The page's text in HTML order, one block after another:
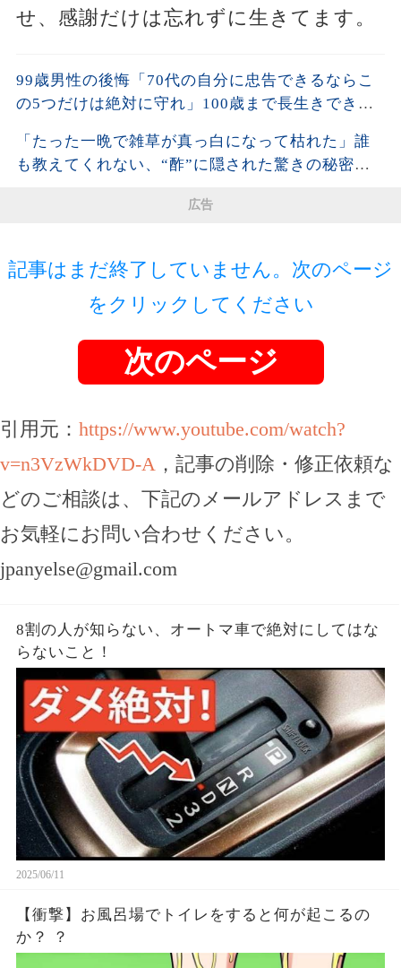
せ、感謝だけは忘れずに生きてます。
99歳男性の後悔「70代の自分に忠告できるならこ
の5つだけは絶対に守れ」100歳まで長生きできる
前に聞いてください【60代以上の方へ/老後の幸せ/
シニア】
「たった一晩で雑草が真っ白になって枯れた」誰
も教えてくれない、“酢”に隠された驚きの秘密と
広告
記事はまだ終了していません。次のページ
をクリックしてください
次のページ
引用元： https://www.youtube.com/watch?
v=n3VzWkDVD-A ，記事の削除・修正依頼な
どのご相談は、下記のメールアドレスまで
お気軽にお問い合わせください。
jpanyelse@gmail.com
8割の人が知らない、オートマ車で絶対にしてはな
らないこと！
2025/06/11
【衝撃】お風呂場でトイレをすると何が起こるの
か？ ？